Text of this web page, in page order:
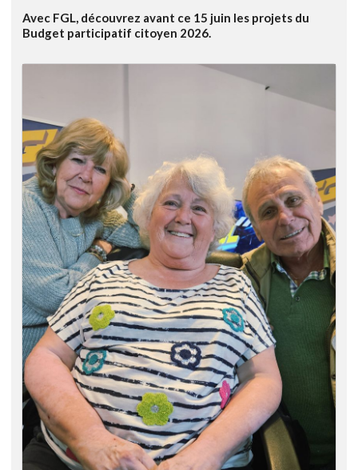
Avec FGL, découvrez avant ce 15 juin les projets du
Budget participatif citoyen 2026.